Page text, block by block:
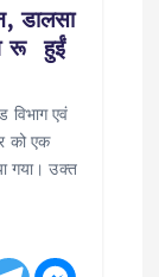
डालसा
रू हुईं
विभाग एवं
को एक
गया। उक्त